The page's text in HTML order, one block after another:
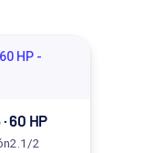
60 HP
2